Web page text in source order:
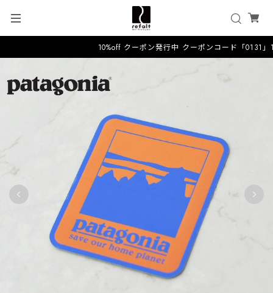
10%off クーポン発行中 クーポンコード「0131